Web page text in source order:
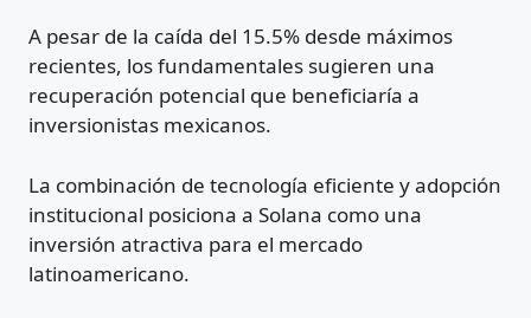
A pesar de la caída del 15.5% desde máximos
recientes, los fundamentales sugieren una
recuperación potencial que beneficiaría a
inversionistas mexicanos.
La combinación de tecnología eficiente y adopción
institucional posiciona a Solana como una
inversión atractiva para el mercado
latinoamericano.